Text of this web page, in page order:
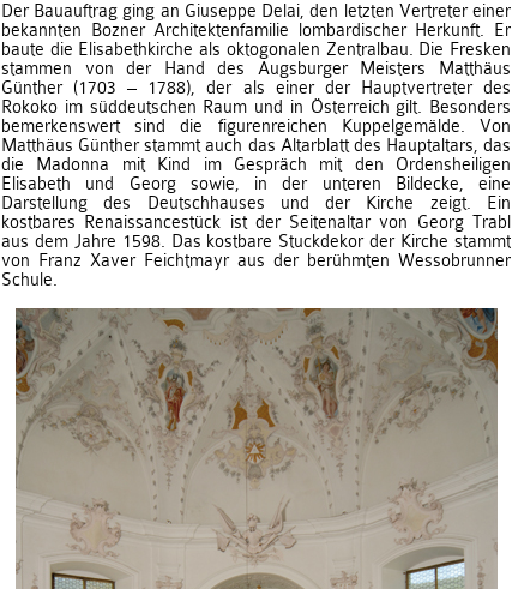
Der Bauauftrag ging an Giuseppe Delai, den letzten Vertreter einer
bekannten Bozner Architektenfamilie lombardischer Herkunft. Er
baute die Elisabethkirche als oktogonalen Zentralbau. Die Fresken
stammen von der Hand des Augsburger Meisters Matthäus
Günther (1703 – 1788), der als einer der Hauptvertreter des
Rokoko im süddeutschen Raum und in Österreich gilt. Besonders
bemerkenswert sind die figurenreichen Kuppelgemälde. Von
Matthäus Günther stammt auch das Altarblatt des Hauptaltars, das
die Madonna mit Kind im Gespräch mit den Ordensheiligen
Elisabeth und Georg sowie, in der unteren Bildecke, eine
Darstellung des Deutschhauses und der Kirche zeigt. Ein
kostbares Renaissancestück ist der Seitenaltar von Georg Trabl
aus dem Jahre 1598. Das kostbare Stuckdekor der Kirche stammt
von Franz Xaver Feichtmayr aus der berühmten Wessobrunner
Schule.